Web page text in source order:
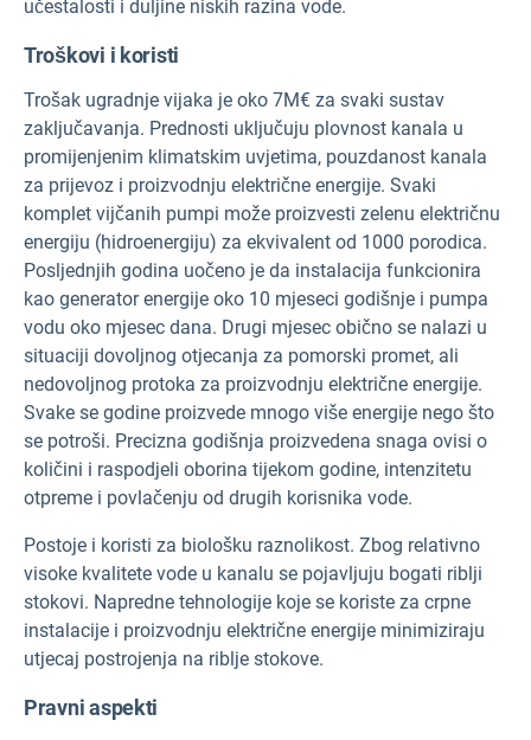
učestalosti i duljine niskih razina vode.
Troškovi i koristi
Trošak ugradnje vijaka je oko 7M€ za svaki sustav
zaključavanja. Prednosti uključuju plovnost kanala u
promijenjenim klimatskim uvjetima, pouzdanost kanala
za prijevoz i proizvodnju električne energije. Svaki
komplet vijčanih pumpi može proizvesti zelenu električnu
energiju (hidroenergiju) za ekvivalent od 1000 porodica.
Posljednjih godina uočeno je da instalacija funkcionira
kao generator energije oko 10 mjeseci godišnje i pumpa
vodu oko mjesec dana. Drugi mjesec obično se nalazi u
situaciji dovoljnog otjecanja za pomorski promet, ali
nedovoljnog protoka za proizvodnju električne energije.
Svake se godine proizvede mnogo više energije nego što
se potroši. Precizna godišnja proizvedena snaga ovisi o
količini i raspodjeli oborina tijekom godine, intenzitetu
otpreme i povlačenju od drugih korisnika vode.
Postoje i koristi za biološku raznolikost. Zbog relativno
visoke kvalitete vode u kanalu se pojavljuju bogati riblji
stokovi. Napredne tehnologije koje se koriste za crpne
instalacije i proizvodnju električne energije minimiziraju
utjecaj postrojenja na riblje stokove.
Pravni aspekti